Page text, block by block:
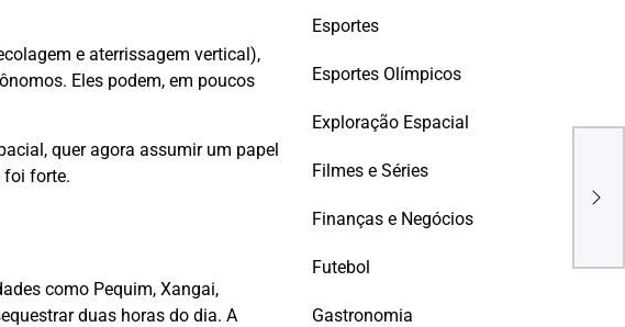
e aterrissagem vertical),
Eles podem, em poucos
quer agora assumir um papel
foi forte.
como Pequim, Xangai,
duas horas do dia. A
Esportes
Esportes Olímpicos
Exploração Espacial
Filmes e Séries
Finanças e Negócios
Futebol
Gastronomia